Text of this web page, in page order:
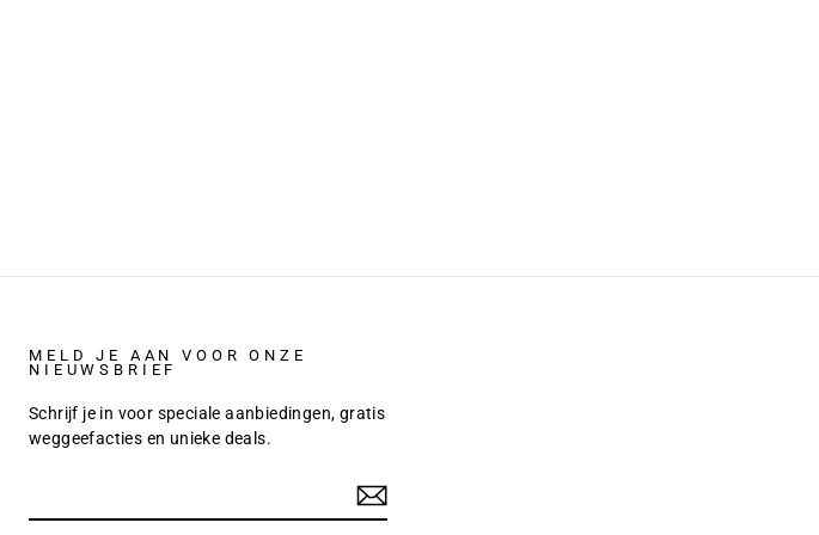
MELD JE AAN VOOR ONZE
NIEUWSBRIEF
Schrijf je in voor speciale aanbiedingen, gratis
weggeefacties en unieke deals.